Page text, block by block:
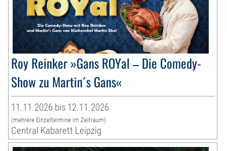
Roy Reinker »Gans ROYal – Die Comedy-
Show zu Martin´s Gans«
11.11.2026 bis 12.11.2026
(mehrere Einzeltermine im Zeitraum)
Central Kabarett Leipzig